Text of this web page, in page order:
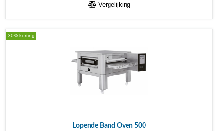
Vergelijking
30% korting
Lopende Band Oven 500